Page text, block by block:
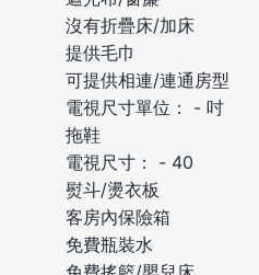
沒有折疊床/加床
提供毛巾
可提供相連/連通房型
電視尺寸單位： - 吋
拖鞋
電視尺寸： - 40
熨斗/燙衣板
客房內保險箱
免費瓶裝水